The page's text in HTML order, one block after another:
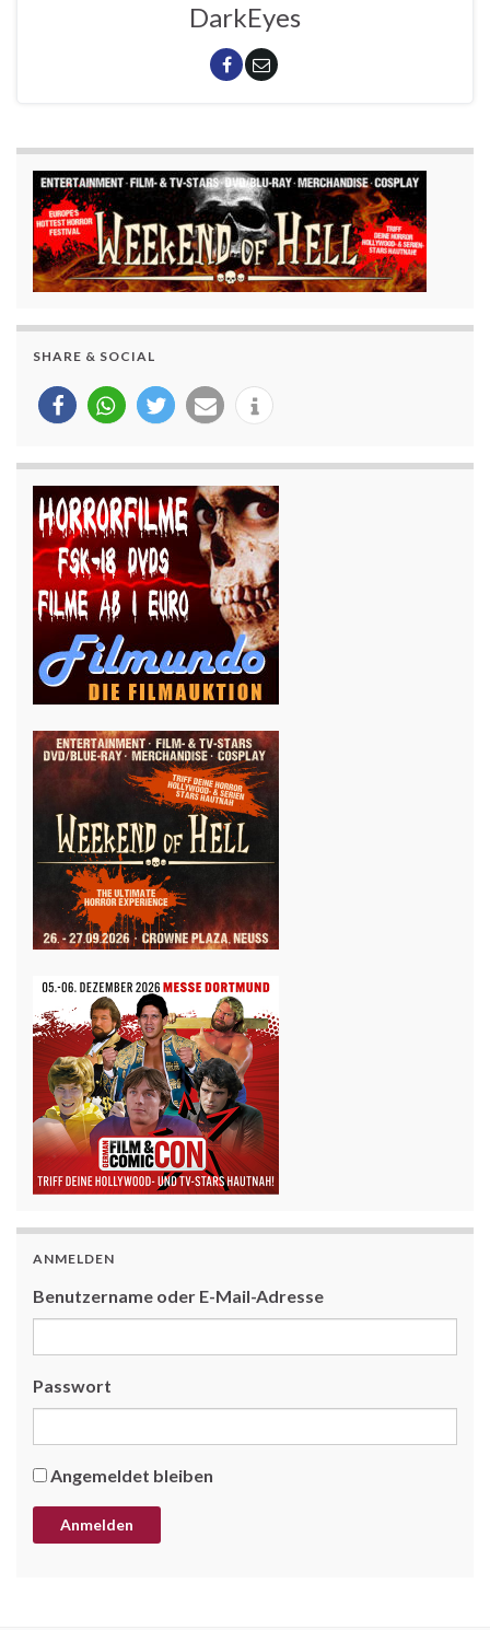
DarkEyes
SHARE & SOCIAL
ANMELDEN
Benutzername oder E-Mail-Adresse
Passwort
Angemeldet bleiben